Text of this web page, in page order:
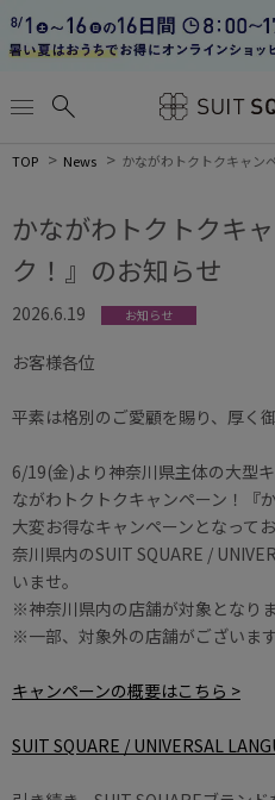
menu search
TOP News かながわトクトクキャン
かながわトクトクキ
ク！』のお知らせ
2026.6.19 お知らせ
お客様各位
平素は格別のご愛顧を賜り、厚く
6/19(金)より神奈川県主体の大型
ながわトクトクキャンペーン！『
大変お得なキャンペーンとなって
奈川県内のSUIT SQUARE /
いませ。
※神奈川県内の店舗が対象となりま
※一部、対象外の店舗がございます
キャンペーンの概要はこちら >
SUIT SQUARE / UNIVERSAL